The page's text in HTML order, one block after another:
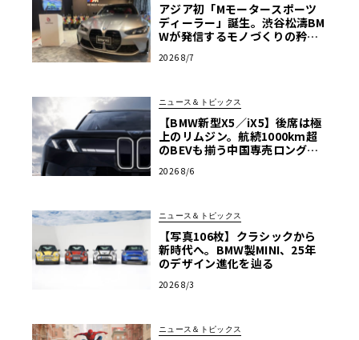
アジア初「Mモータースポーツ
ディーラー」誕生。渋谷松濤BM
Wが発信するモノづくりの矜持
2026 8/7
ニュース＆トピックス
【BMW新型X5／iX5】後席は極
上のリムジン。航続1000km超
のBEVも揃う中国専売ロング仕
2026 8/6
ニュース＆トピックス
【写真106枚】クラシックから
新時代へ。BMW製MINI、25年
のデザイン進化を辿る
2026 8/3
ニュース＆トピックス